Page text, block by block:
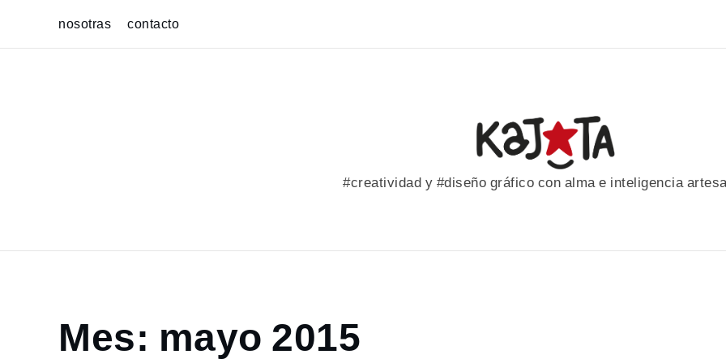
content
nosotras contacto
#creatividad y #diseño gráfico con alma e inteligencia
Home
2015
Mes: mayo 2015